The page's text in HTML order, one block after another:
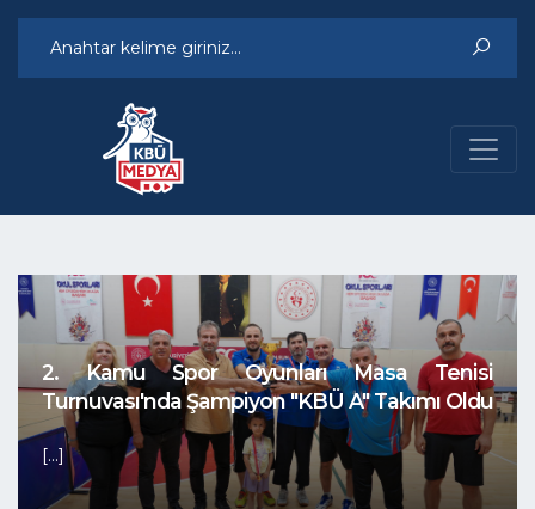
2. Kamu Spor Oyunları Masa Tenisi
Turnuvası'nda Şampiyon "KBÜ A" Takımı Oldu
[...]